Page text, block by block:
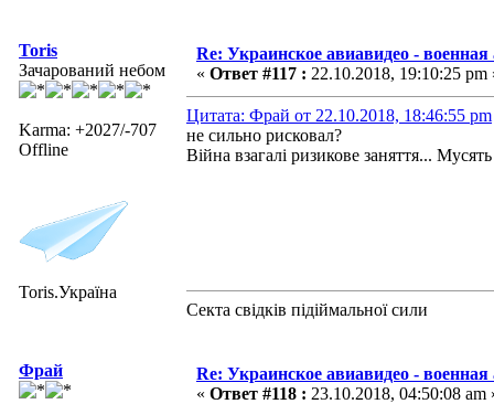
Toris
Зачарований небом
Karma: +2027/-707
Offline
Toris.Україна
Re: Украинское авиавидео -
« Ответ #117 : 22.10.2018, 19:10:25 pm
Цитата: Фрай от 22.10.2018, 18:46:55 pm
не сильно рисковал?
Війна взагалі ризикове заняття...
Секта свідків підіймальної сили
Фрай
Re: Украинское авиавидео -
« Ответ #118 : 23.10.2018, 04:50:08 am